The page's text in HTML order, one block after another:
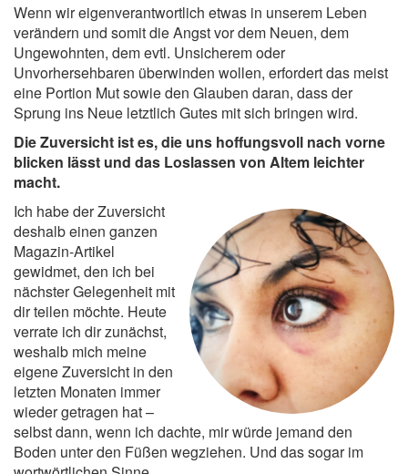
Wenn wir eigenverantwortlich etwas in unserem Leben
verändern und somit die Angst vor dem Neuen, dem
Ungewohnten, dem evtl. Unsicherem oder
Unvorhersehbaren überwinden wollen, erfordert das meist
eine Portion Mut sowie den Glauben daran, dass der
Sprung ins Neue letztlich Gutes mit sich bringen wird.
Die Zuversicht ist es, die uns hoffungsvoll nach vorne
blicken lässt und das Loslassen von Altem leichter
macht.
Ich habe der Zuversicht
deshalb einen ganzen
Magazin-Artikel
gewidmet, den ich bei
nächster Gelegenheit mit
dir teilen möchte. Heute
verrate ich dir zunächst,
weshalb mich meine
eigene Zuversicht in den
letzten Monaten immer
wieder getragen hat –
selbst dann, wenn ich dachte, mir würde jemand den
Boden unter den Füßen wegziehen. Und das sogar im